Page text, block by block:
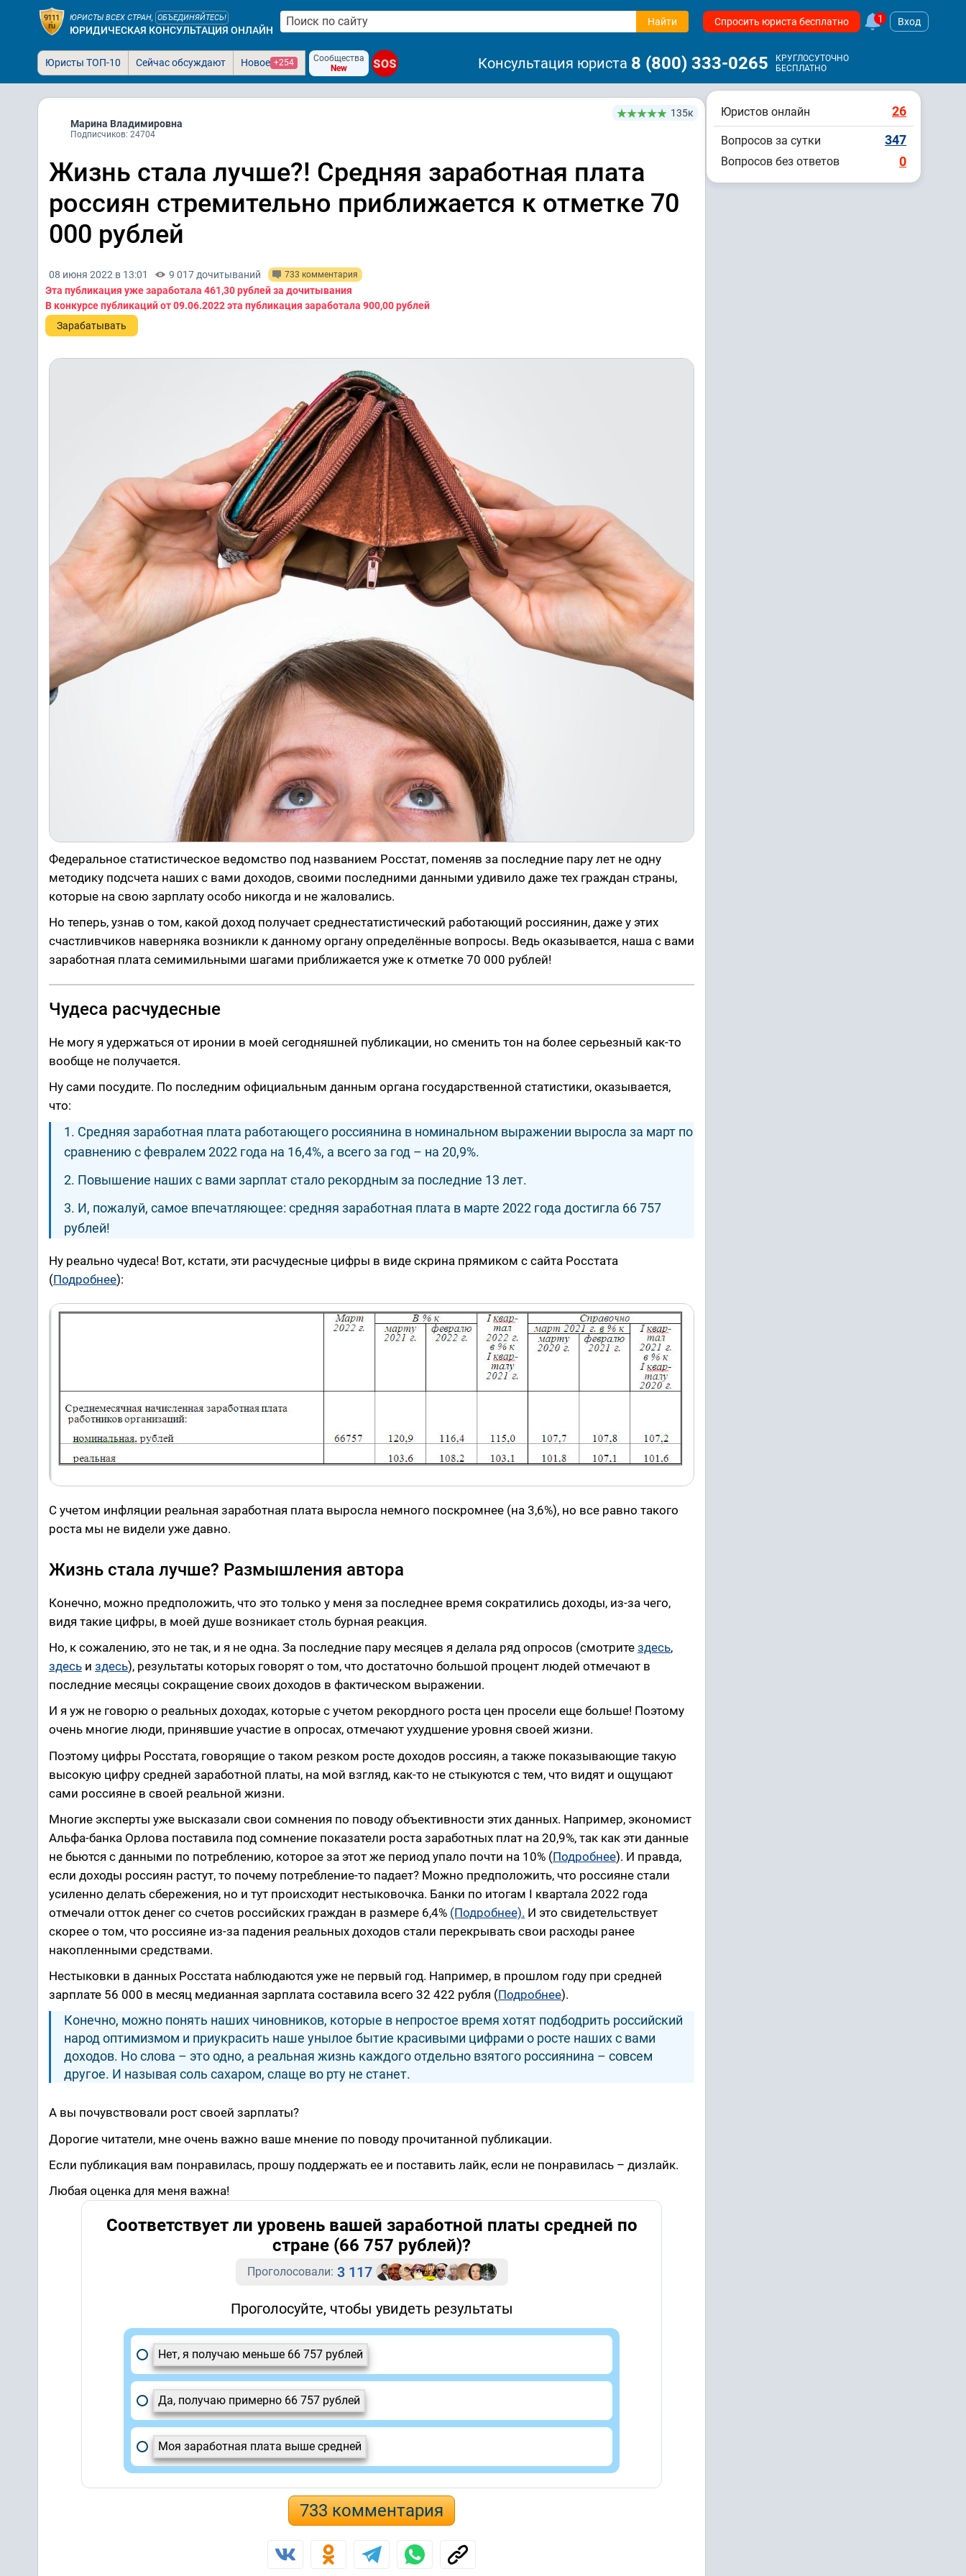
ЮРИСТЫ ВСЕХ СТРАН, ОБЪЕДИНЯЙТЕСЬ!
ЮРИДИЧЕСКАЯ КОНСУЛЬТАЦИЯ ОНЛАЙН
Найти Спросить юриста бесплатно 1 Вход
Юристы ТОП-10 Сейчас обсуждают Новое +254
Сообщества
New
SOS Консультация юриста 8 (800) 333-0265
КРУГЛОСУТОЧНО
БЕСПЛАТНО
Марина Владимировна
Подписчиков: 24704
135к
Жизнь стала лучше?! Средняя заработная плата
россиян стремительно приближается к отметке 70
000 рублей
08 июня 2022 в 13:01 9 017 дочитываний 733 комментария
Эта публикация уже заработала 461,30 рублейза дочитывания
В конкурсе публикаций от 09.06.2022 эта публикация заработала 900,00 рублей
Зарабатывать
Федеральное статистическое ведомство под названием Росстат, поменяв за последние пару лет не одну
методику подсчета наших с вами доходов, своими последними данными удивило даже тех граждан страны,
которые на свою зарплату особо никогда и не жаловались.
Но теперь, узнав о том, какой доход получает среднестатистический работающий россиянин, даже у этих
счастливчиков наверняка возникли к данному органу определённые вопросы. Ведь оказывается, наша с вами
заработная плата семимильными шагами приближается уже к отметке 70 000 рублей!
Чудеса расчудесные
Не могу я удержаться от иронии в моей сегодняшней публикации, но сменить тон на более серьезный как-то
вообще не получается.
Ну сами посудите. По последним официальным данным органа государственной статистики, оказывается,
что:
1. Средняя заработная плата работающего россиянина в номинальном выражении выросла за март по
сравнению с февралем 2022 года на 16,4%, а всего за год – на 20,9%.
2. Повышение наших с вами зарплат стало рекордным за последние 13 лет.
3. И, пожалуй, самое впечатляющее: средняя заработная плата в марте 2022 года достигла 66 757
рублей!
Ну реально чудеса! Вот, кстати, эти расчудесные цифры в виде скрина прямиком с сайта Росстата
(Подробнее):
С учетом инфляции реальная заработная плата выросла немного поскромнее (на 3,6%), но все равно такого
роста мы не видели уже давно.
Жизнь стала лучше? Размышления автора
Конечно, можно предположить, что это только у меня за последнее время сократились доходы, из-за чего,
видя такие цифры, в моей душе возникает столь бурная реакция.
Но, к сожалению, это не так, и я не одна. За последние пару месяцев я делала ряд опросов (смотрите здесь,
здесь и здесь), результаты которых говорят о том, что достаточно большой процент людей отмечают в
последние месяцы сокращение своих доходов в фактическом выражении.
И я уж не говорю о реальных доходах, которые с учетом рекордного роста цен просели еще больше! Поэтому
очень многие люди, принявшие участие в опросах, отмечают ухудшение уровня своей жизни.
Поэтому цифры Росстата, говорящие о таком резком росте доходов россиян, а также показывающие такую
высокую цифру средней заработной платы, на мой взгляд, как-то не стыкуются с тем, что видят и ощущают
сами россияне в своей реальной жизни.
Многие эксперты уже высказали свои сомнения по поводу объективности этих данных. Например, экономист
Альфа-банка Орлова поставила под сомнение показатели роста заработных плат на 20,9%, так как эти данные
не бьются с данными по потреблению, которое за этот же период упало почти на 10% (Подробнее). И правда,
если доходы россиян растут, то почему потребление-то падает? Можно предположить, что россияне стали
усиленно делать сбережения, но и тут происходит нестыковочка. Банки по итогам I квартала 2022 года
отмечали отток денег со счетов российских граждан в размере 6,4% (Подробнее). И это свидетельствует
скорее о том, что россияне из-за падения реальных доходов стали перекрывать свои расходы ранее
накопленными средствами.
Нестыковки в данных Росстата наблюдаются уже не первый год. Например, в прошлом году при средней
зарплате 56 000 в месяц медианная зарплата составила всего 32 422 рубля (Подробнее).
Конечно, можно понять наших чиновников, которые в непростое время хотят подбодрить российский
народ оптимизмом и приукрасить наше унылое бытие красивыми цифрами о росте наших с вами
доходов. Но слова – это одно, а реальная жизнь каждого отдельно взятого россиянина – совсем
другое. И называя соль сахаром, слаще во рту не станет.
А вы почувствовали рост своей зарплаты?
Дорогие читатели, мне очень важно ваше мнение по поводу прочитанной публикации.
Если публикация вам понравилась, прошу поддержать ее и поставить лайк, если не понравилась – дизлайк.
Любая оценка для меня важна!
Соответствует ли уровень вашей заработной платы средней по
стране (66 757 рублей)?
Проголосовали: 3 117
Проголосуйте, чтобы увидеть результаты
Нет, я получаю меньше 66 757 рублей
Да, получаю примерно 66 757 рублей
Моя заработная плата выше средней
733 комментария
Юристов онлайн 26
Вопросов за сутки 347
Вопросов без ответов 0